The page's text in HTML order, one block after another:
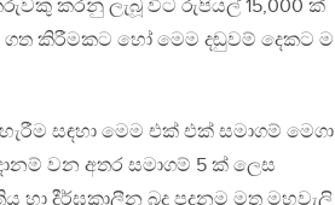
කරනු ලැබූ විට රුපියල් 15,000 ක්
කිරීමකට හෝ මෙම දඬුවම් දෙකට ම
සඳහා මෙම එක් එක් සමාගම් මෙගා
වන අතර සමාගම් 5 ක් ලෙස
හා දීර්ඝකාලීන බදු පදනම මත මහවැලි